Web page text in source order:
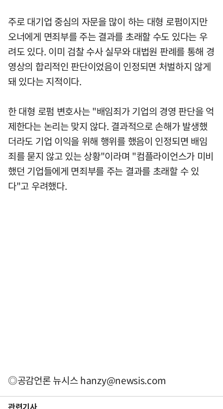
주로 대기업 중심의 자문을 많이 하는 대형 로펌이지만
오너에게 면죄부를 주는 결과를 초래할 수도 있다는 우
려도 있다. 이미 검찰 수사 실무와 대법원 판례를 통해 경
영상의 합리적인 판단이었음이 인정되면 처벌하지 않게
돼 있다는 지적이다.
한 대형 로펌 변호사는 "배임죄가 기업의 경영 판단을 억
제한다는 논리는 맞지 않다. 결과적으로 손해가 발생했
더라도 기업 이익을 위해 행위를 했음이 인정되면 배임
죄를 묻지 않고 있는 상황"이라며 "컴플라이언스가 미비
했던 기업들에게 면죄부를 주는 결과를 초래할 수 있
다"고 우려했다.
◎공감언론 뉴시스hanzy@newsis.com
관련기사